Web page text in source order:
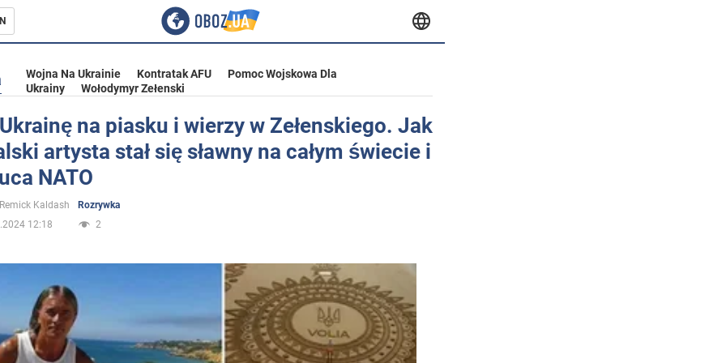
Ukrainie
Wojna Na Ukrainie Kontratak AFU
Pomoc Wojskowa Dla
Ukrainy
Wołodymyr Zełenski
na piasku i wierzy w Zełenskiego. Jak
artysta stał się sławny na całym świecie i
NATO
Kaldash
Rozrywka
12:18
2